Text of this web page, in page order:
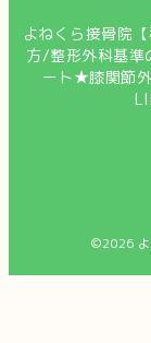
よねくら接骨院
方/整形外科基準
ート★膝関節
©2026